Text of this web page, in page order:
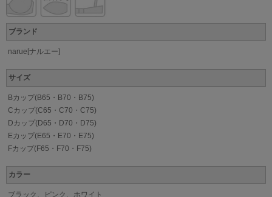
ブランド
narue[ナルエー]
サイズ
Bカップ(B65・B70・B75)
Cカップ(C65・C70・C75)
Dカップ(D65・D70・D75)
Eカップ(E65・E70・E75)
Fカップ(F65・F70・F75)
カラー
ブラック、ピンク、ホワイト